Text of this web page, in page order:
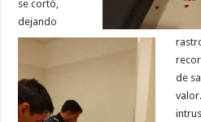
se cortó,
dejando
de